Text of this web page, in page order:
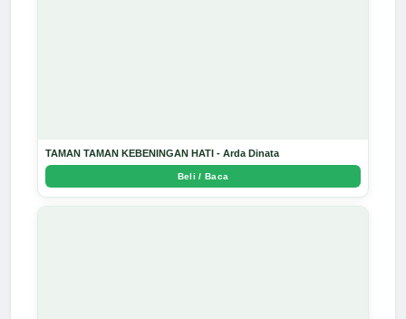
TAMAN TAMAN KEBENINGAN HATI - Arda Dinata
Beli / Baca